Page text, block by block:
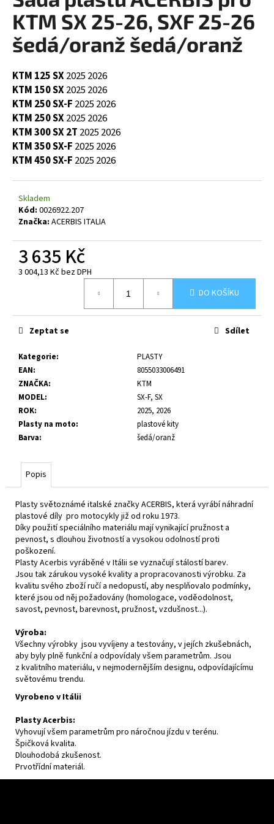
0,0
5
hvězdiček.
KTM SX 25-26, SXF 25-26
šedá/oranž šedá/oranž
KTM 125 SX2025 2026
KTM 150 SX2025 2026
KTM 250 SX-F 2025 2026
KTM 250 SX2025 2026
KTM 300 SX 2T 2025 2026
KTM 350 SX-F 2025 2026
KTM 450 SX-F 2025 2026
Skladem
Kód: 0026922.207
Značka: ACERBIS ITALIA
3 635 Kč
3 004,13 Kč bez DPH
DO KOŠÍKU
Kategorie:
PLASTY
EAN:
8055033006491
ZNAČKA:
KTM
MODEL:
SX-F, SX
ROK:
2025, 2026
Plasty na moto:
plastové kity
Barva: šedá/oranž
Zeptat se Sdílet
Popis
Plasty světoznámé italské značky ACERBIS, která vyrábí náhradní
plastové díly pro motocykly již od roku 1973.
Díky použití speciálního materiálu mají vynikající pružnost a
pevnost, s dlouhou životností a vysokou odolností proti
poškození.
Plasty Acerbis vyráběné v Itálii se vyznačují stálostí barev.
Jsou tak zárukou vysoké kvality a propracovanosti výrobku. Za
kvalitu svého zboží ručí a nedopustí, aby nesplňovalo podmínky,
které jsou od něj požadovány (homologace, voděodolnost,
savost, pevnost, barevnost, pružnost, vzdušnost...).
Výroba:
Všechny výrobky jsou vyvíjeny a testovány, v jejích zkušebnách,
aby byly plně funkční a odpovídaly všem parametrům. Jsou
z kvalitního materiálu, v nejmodernějším designu, odpovídajícímu
světovému trendu.
Vyrobeno v Itálii
Plasty Acerbis:
Vyhovují všem parametrům pro náročnou jízdu v terénu.
Špičková kvalita.
Dlouhodobá zkušenost.
Prvotřídní materiál.
a
j
í
?
HLEDAT
D
o
p
u
e
m